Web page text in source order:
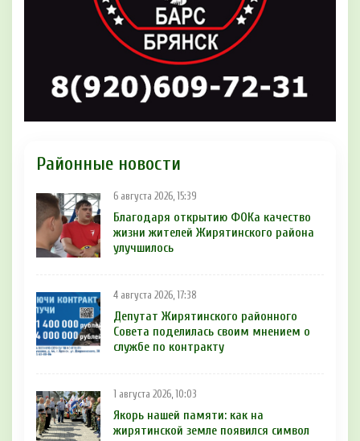
Районные новости
6 августа 2026, 15:39
Благодаря открытию ФОКа качество
жизни жителей Жирятинского района
улучшилось
4 августа 2026, 17:38
Депутат Жирятинского районного
Совета поделилась своим мнением о
службе по контракту
1 августа 2026, 10:03
Якорь нашей памяти: как на
жирятинской земле появился символ